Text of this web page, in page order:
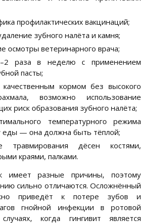
профилактических вакцинаций;
зубного налёта и камня;
осмотры ветеринарного врача;
раза в неделю с применением
пасты;
кормом без высокого
возможно использование
риск образования зубного налёта;
температурного режима
еды — она должна быть тёплой;
травмирования дёсен костями,
краями, палками.
имеет разные причины, поэтому
сильно отличаются. Осложнённый
приведёт к потере зубов и
гнойной инфекции в ротовой
когда гингивит является